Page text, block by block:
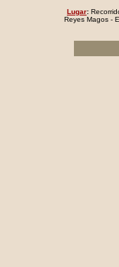
Lugar:
Reyes Magos -